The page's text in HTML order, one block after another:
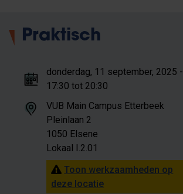
Praktisch
donderdag, 11 september, 2025 -
17:30 tot 20:30
VUB Main Campus Etterbeek
Pleinlaan 2
1050 Elsene
Lokaal I.2.01
Toon werkzaamheden op
deze locatie